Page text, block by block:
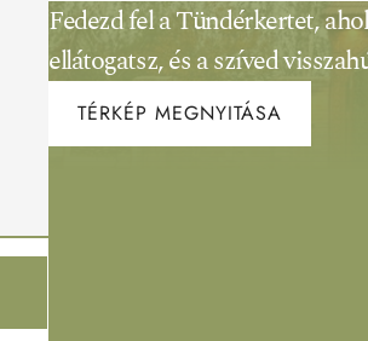
Fedezd fel a Tündérkertet,
ellátogatsz, és a szíved
TÉRKÉP MEGNYITÁSA